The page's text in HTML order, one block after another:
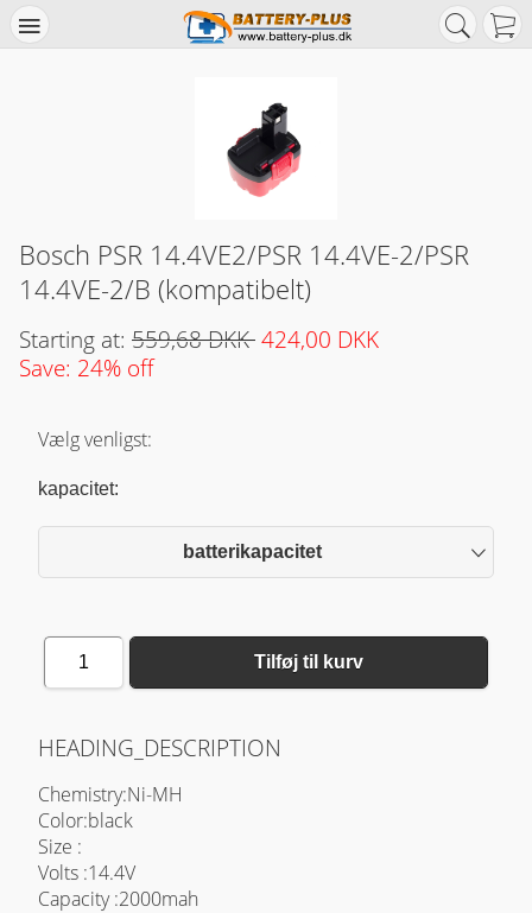
Bosch PSR 14.4VE2/PSR 14.4VE-2/PSR
14.4VE-2/B (kompatibelt)
Starting at: 559,68 DKK424,00 DKK
Save: 24% off
Vælg venligst:
kapacitet:
batterikapacitet
1 Tilføj til kurv
HEADING_DESCRIPTION
Chemistry:Ni-MH
Color:black
Size :
Volts :14.4V
Capacity :2000mah